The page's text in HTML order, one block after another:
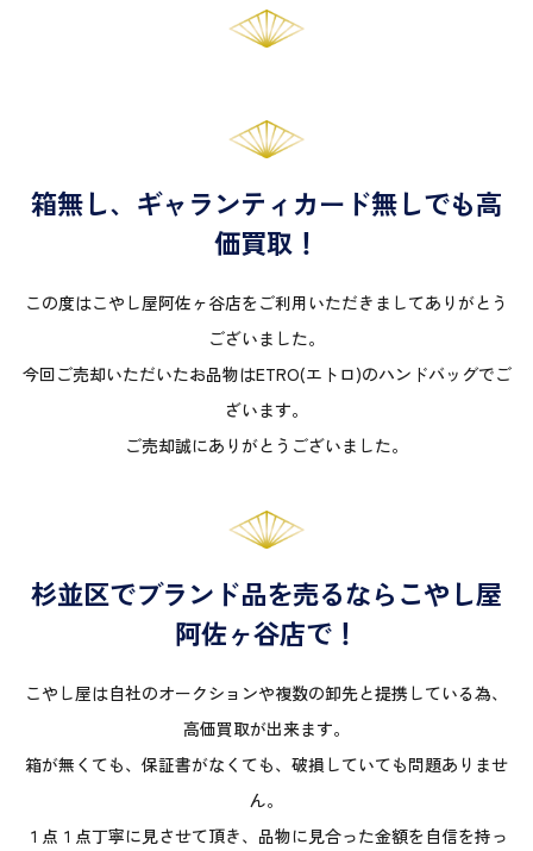
箱無し、ギャランティカード無しでも高
価買取！
この度はこやし屋阿佐ヶ谷店をご利用いただきましてありがとう
ございました。
今回ご売却いただいたお品物はETRO(エトロ)のハンドバッグでご
ざいます。
ご売却誠にありがとうございました。
杉並区でブランド品を売るならこやし屋
阿佐ヶ谷店で！
こやし屋は自社のオークションや複数の卸先と提携している為、
高価買取が出来ます。
箱が無くても、保証書がなくても、破損していても問題ありませ
ん。
１点１点丁寧に見させて頂き、品物に見合った金額を自信を持っ